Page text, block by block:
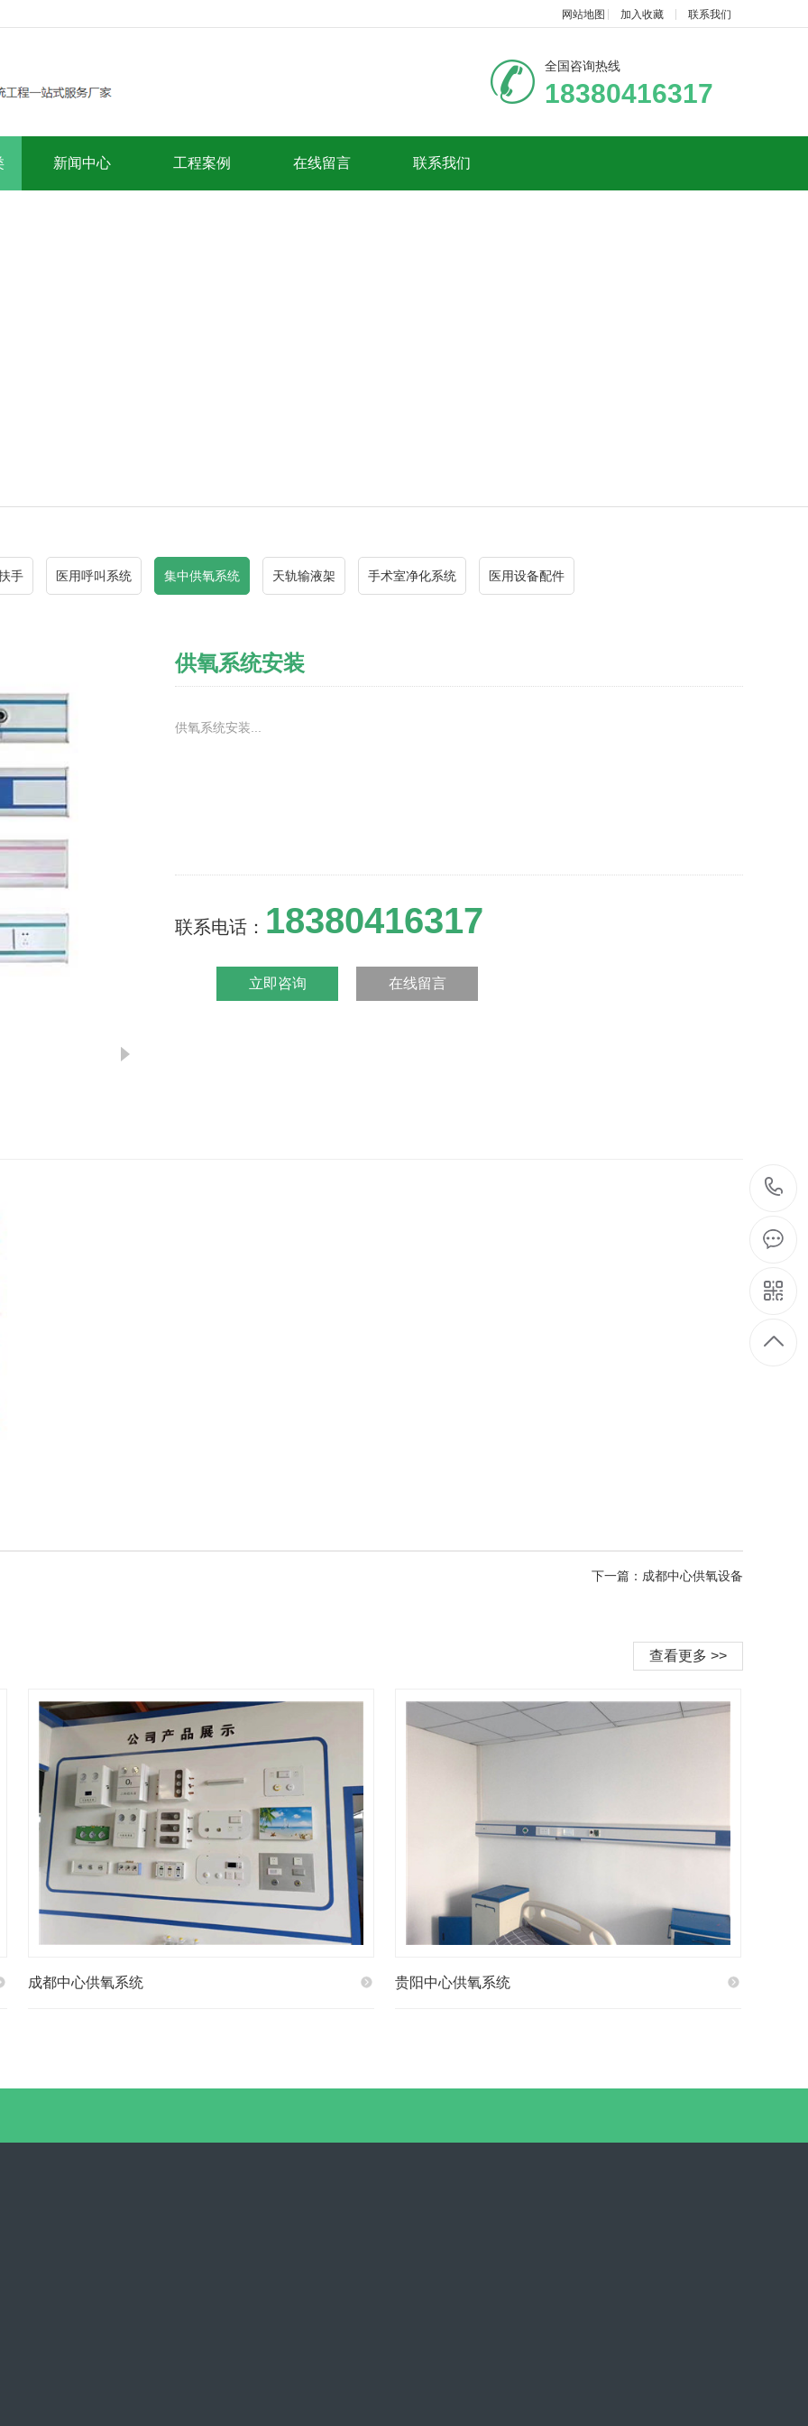
网站地图 加入收藏 联系我们
全国咨询热线
18380416317
新闻中心 工程案例 在线留言 联系我们
手 医用呼叫系统 集中供氧系统 天轨输液架 手术室净化系统 医用设备配件
供氧系统安装
供氧系统安装...
联系电话： 18380416317
立即咨询 在线留言
下一篇：成都中心供氧设备
查看更多 >>
成都中心供氧系统 贵阳中心供氧系统